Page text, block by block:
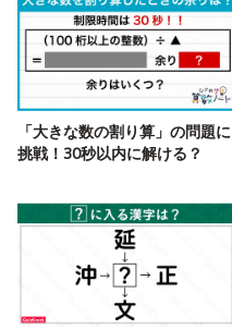
「大きな数の割り算」の問題に
挑戦！30秒以内に解ける？